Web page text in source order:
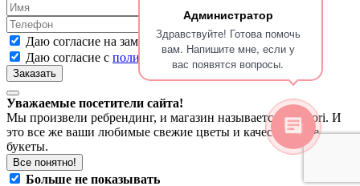
Администратор
Здравствуйте! Готова помочь
вам. Напишите мне, если у
вас появятся вопросы.
Даю согласие на замену отсутствующих цветов
Даю согласие с политикой конфиденциальности
Уважаемые посетители сайта!
Мы произвели ребрендинг, и магазин называется Ariaflori. И
это все же ваши любимые свежие цветы и качественные
букеты.
Все понятно!
Больше не показывать